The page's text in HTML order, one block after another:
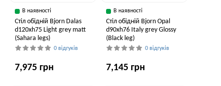
В наявності
Стіл обідній Bjorn Dalas
d120xh75 Light grey matt
(Sahara legs)
0 відгуків
7,975 грн
В наявності
Стіл обідній Bjorn Opal
d90хh76 Italy grey Glossy
(Black leg)
0 відгуків
7,145 грн